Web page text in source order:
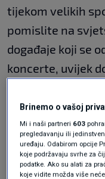
tijekom velikih
pomislite na
događaje koji se
koncerte, uvijek
velikih razmjera
iskoristili
sportu", rekao je
roba stizala i iz
Brinemo o vašoj
Mi i naši partneri 603
pregledavanju ili
uređaju. Odabirom opcije
koje podržavaju svrhe za
podatke. Ako su alati za
koje vidite možda više